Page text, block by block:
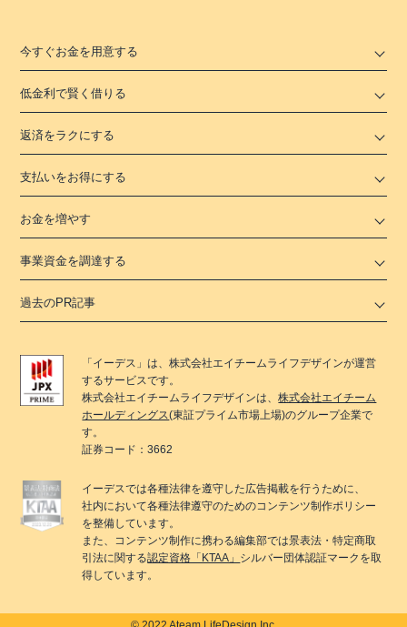
今すぐお金を用意する
低金利で賢く借りる
返済をラクにする
支払いをお得にする
お金を増やす
事業資金を調達する
過去のPR記事
「 イーデス 」は、株式会社エイチームライフデザインが運営
するサービスです。
株式会社エイチームライフデザインは、株式会社エイチーム
ホールディングス(東証プライム市場上場)のグループ企業で
す。
証券コード：3662
イーデスでは各種法律を遵守した広告掲載を行うために、
社内において各種法律遵守のためのコンテンツ制作ポリシー
を整備しています。
また、コンテンツ制作に携わる編集部では景表法・特定商取
引法に関する認定資格「KTAA」 シルバー団体認証マークを取
得しています。